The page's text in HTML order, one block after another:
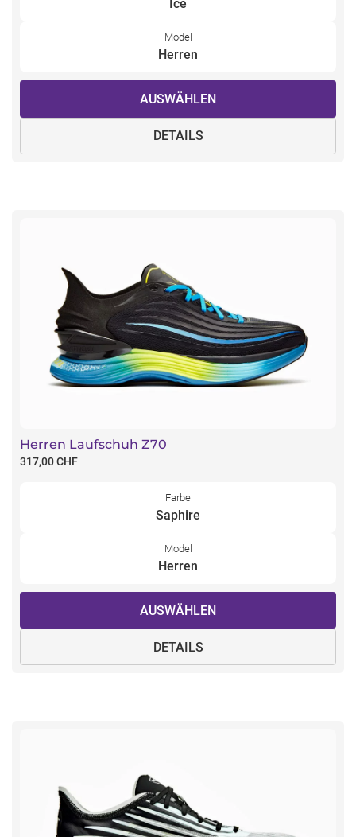
Ice
Model
Herren
AUSWÄHLEN
DETAILS
Herren Laufschuh Z70
317,00 CHF
Farbe
Saphire
Model
Herren
AUSWÄHLEN
DETAILS